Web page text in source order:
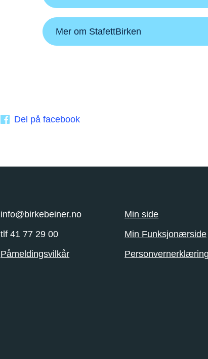
Mer om StafettBirken
Del på facebook
info@birkebeiner.no
tlf 41 77 29 00
Påmeldingsvilkår
Min side
Min Funksjonærside
Personvernerklæring